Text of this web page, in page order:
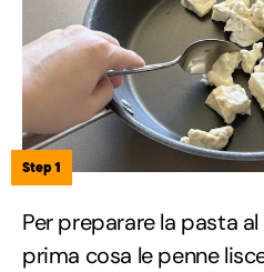
Step 1
Per preparare la pasta
prima cosa le penne